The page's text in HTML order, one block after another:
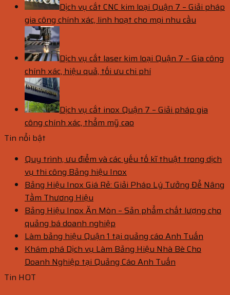
Dịch vụ cắt CNC kim loại Quận 7 – Giải pháp
gia công chính xác, linh hoạt cho mọi nhu cầu
Dịch vụ cắt laser kim loại Quận 7 – Gia công
chính xác, hiệu quả, tối ưu chi phí
Dịch vụ cắt inox Quận 7 – Giải pháp gia
công chính xác, thẩm mỹ cao
Tin nổi bật
Quy trình, ưu điểm và các yếu tố kĩ thuật trong dịch
vụ thi công Bảng hiệu Inox
Bảng Hiệu Inox Giá Rẻ: Giải Pháp Lý Tưởng Để Nâng
Tầm Thương Hiệu
Bảng Hiệu Inox Ăn Mòn – Sản phẩm chất lượng cho
quảng bá doanh nghiệp
Làm bảng hiệu Quận 1 tại quảng cáo Anh Tuấn
Khám phá Dịch vụ Làm Bảng Hiệu Nhà Bè Cho
Doanh Nghiệp tại Quảng Cáo Anh Tuấn
Tin HOT